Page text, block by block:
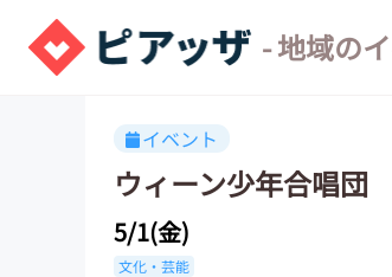
- 地域の
イベント
ウィーン少年合唱団
5/1(金)
文化・芸能